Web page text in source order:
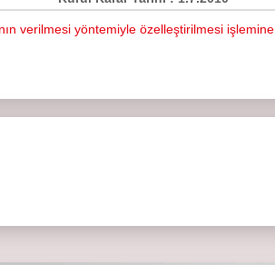
verilmesi yöntemiyle özelleştirilmesi